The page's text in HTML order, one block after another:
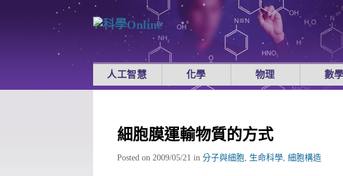
人工智慧 化學 物理 數學
細胞膜運輸物質的方式
Posted on 2009/05/21 in 分子與細胞, 生命科學, 細胞構造